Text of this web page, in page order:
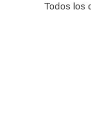
Todos los